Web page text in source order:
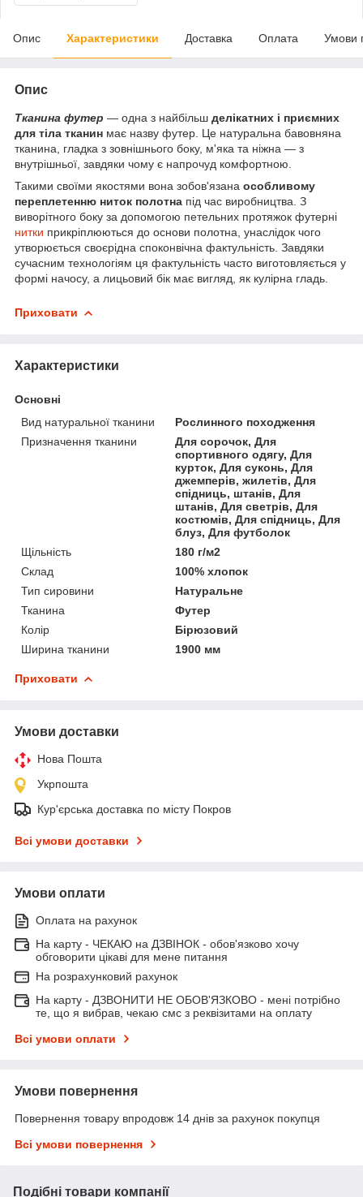
Опис Характеристики Доставка Оплата Умови
Опис
Тканина футер — одна з найбільш делікатних і приємних
для тіла тканин має назву футер. Це натуральна бавовняна
тканина, гладка з зовнішнього боку, м'яка та ніжна — з
внутрішньої, завдяки чому є напрочуд комфортною.
Такими своїми якостями вона зобов'язана особливому
переплетенню ниток полотна під час виробництва. З
виворітного боку за допомогою петельних протяжок футерні
нитки прикріплюються до основи полотна, унаслідок чого
утворюється своєрідна споконвічна фактульність. Завдяки
сучасним технологіям ця фактульність часто виготовляється у
формі начосу, а лицьовий бік має вигляд, як кулірна гладь.
Приховати
Характеристики
Основні
Вид натуральної тканини
Рослинного походження
Призначення тканини
Для сорочок, Для
спортивного одягу, Для
курток, Для суконь, Для
джемперів, жилетів, Для
спідниць, штанів, Для
штанів, Для светрів, Для
костюмів, Для спідниць, Для
блуз, Для футболок
Щільність
180 г/м2
Склад
100% хлопок
Тип сировини
Натуральне
Тканина
Футер
Колір
Бірюзовий
Ширина тканини
1900 мм
Приховати
Умови доставки
Нова Пошта
Укрпошта
Кур'єрська доставка по місту Покров
Всі умови доставки
Умови оплати
Оплата на рахунок
На карту - ЧЕКАЮ на ДЗВІНОК - обов'язково хочу
обговорити цікаві для мене питання
На розрахунковий рахунок
На карту - ДЗВОНИТИ НЕ ОБОВ'ЯЗКОВО - мені потрібно
те, що я вибрав, чекаю смс з реквізитами на оплату
Всі умови оплати
Умови повернення
Повернення товару впродовж 14 днів за рахунок покупця
Всі умови повернення
Подібні товари компанії